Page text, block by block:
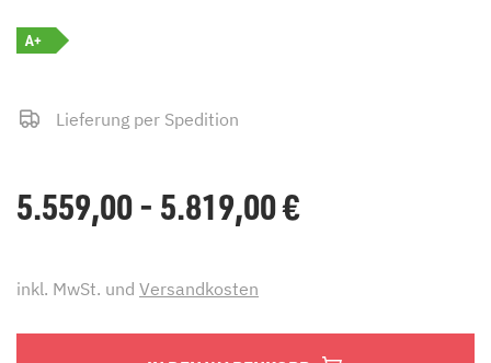
A+
Lieferung per Spedition
5.559,00 - 5.819,00€
inkl. MwSt. und Versandkosten